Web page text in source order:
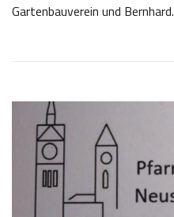
Gartenbauverein und
9
0
o
e